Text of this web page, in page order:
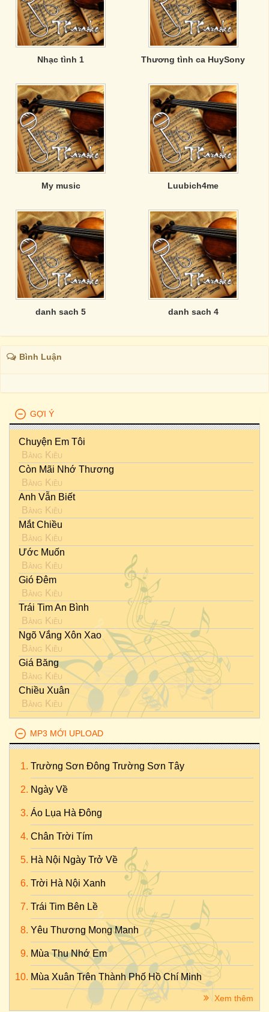
Nhạc tình 1 Thương tình ca HuySony
My music Luubich4me
danh sach 5 danh sach 4
Bình Luận
GỢI Ý
Chuyện Em Tôi
Bằng Kiều
Còn Mãi Nhớ Thương
Bằng Kiều
Anh Vẫn Biết
Bằng Kiều
Mắt Chiều
Bằng Kiều
Ước Muốn
Bằng Kiều
Gió Đêm
Bằng Kiều
Trái Tim An Bình
Bằng Kiều
Ngõ Vắng Xôn Xao
Bằng Kiều
Giá Băng
Bằng Kiều
Chiều Xuân
Bằng Kiều
MP3 MỚI UPLOAD
Trường Sơn Đông Trường Sơn Tây
Ngày Về
Áo Lụa Hà Đông
Chân Trời Tím
Hà Nội Ngày Trở Về
Trời Hà Nội Xanh
Trái Tim Bên Lề
Yêu Thương Mong Manh
Mùa Thu Nhớ Em
Mùa Xuân Trên Thành Phố Hồ Chí Minh
Xem thêm